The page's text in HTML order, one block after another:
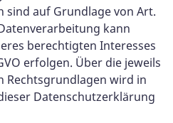
auf Grundlage von Art.
kann
berechtigten Interesses
erfolgen. Über die jeweils
Rechtsgrundlagen wird in
Datenschutzerklärung